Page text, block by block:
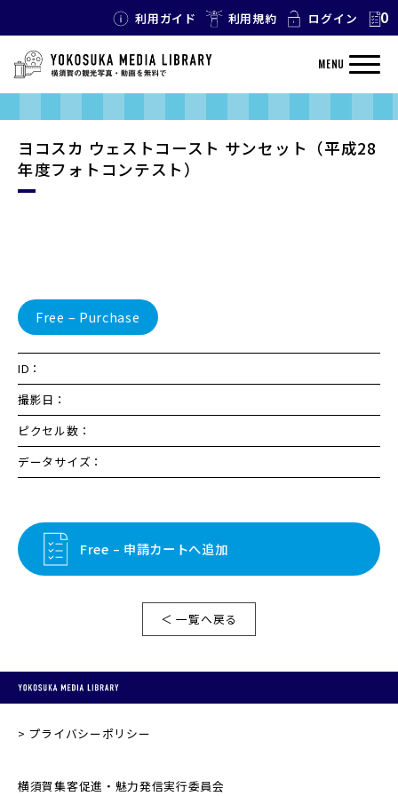
利用ガイド 利用規約 ログイン 0
MENU
ヨコスカ ウェストコースト サンセット（平成28
年度フォトコンテスト）
Free – Purchase
ID：
撮影日：
ピクセル数：
データサイズ：
Free – 申請カートへ追加
＜ 一覧へ戻る
プライバシーポリシー
横須賀集客促進・魅力発信実行委員会